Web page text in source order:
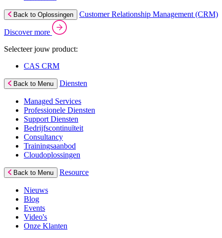
Back to Oplossingen Customer Relationship Management (CRM)
Discover more
Selecteer jouw product:
CAS CRM
Back to Menu Diensten
Managed Services
Professionele Diensten
Support Diensten
Bedrijfscontinuïteit
Consultancy
Trainingsaanbod
Cloudoplossingen
Back to Menu Resource
Nieuws
Blog
Events
Video's
Onze Klanten